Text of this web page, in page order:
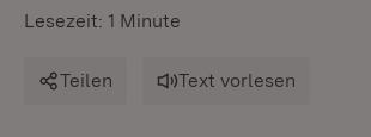
Lesezeit: 1 Minute
Teilen Text vorlesen